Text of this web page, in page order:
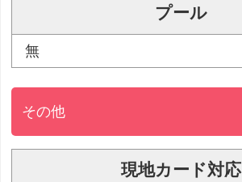
プール
無
その他
現地カード対応